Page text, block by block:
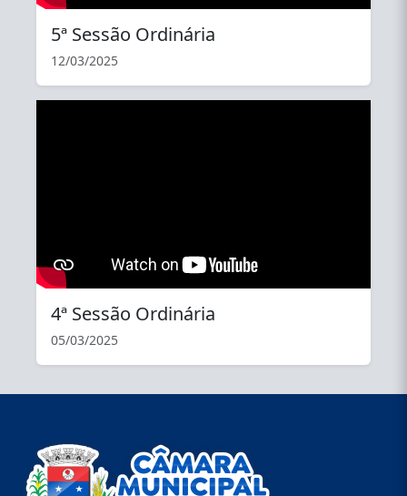
5ª Sessão Ordinária
12/03/2025
4ª Sessão Ordinária
05/03/2025